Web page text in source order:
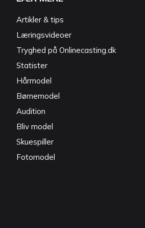
Artikler & tips
Læringsvideoer
Tryghed på Onlinecasting.dk
Statister
Hårmodel
Børnemodel
Audition
Bliv model
Skuespiller
Fotomodel